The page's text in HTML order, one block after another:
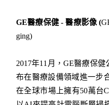
GE醫療保健 -醫療影像 (
ging)
2017年11月，GE醫療保
布在醫療設備領域進一步
在全球市場上擁有50萬台